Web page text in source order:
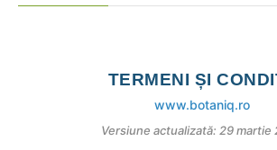
TERMENI ȘI
www.botaniq.ro
Versiune actualizată: 29 martie